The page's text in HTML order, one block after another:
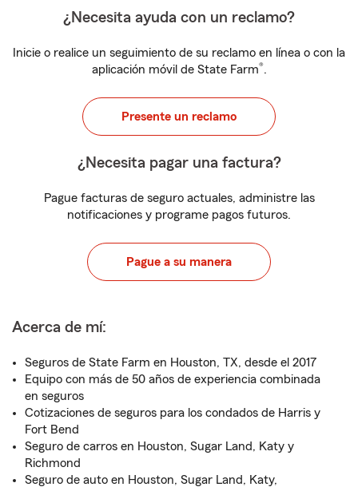
¿Necesita ayuda con un reclamo?
Inicie o realice un seguimiento de su reclamo en línea o con la
aplicación móvil de State Farm®.
Presente un reclamo
¿Necesita pagar una factura?
Pague facturas de seguro actuales, administre las
notificaciones y programe pagos futuros.
Pague a su manera
Acerca de mí:
Seguros de State Farm en Houston, TX, desde el 2017
Equipo con más de 50 años de experiencia combinada
en seguros
Cotizaciones de seguros para los condados de Harris y
Fort Bend
Seguro de carros en Houston, Sugar Land, Katy y
Richmond
Seguro de auto en Houston, Sugar Land, Katy,